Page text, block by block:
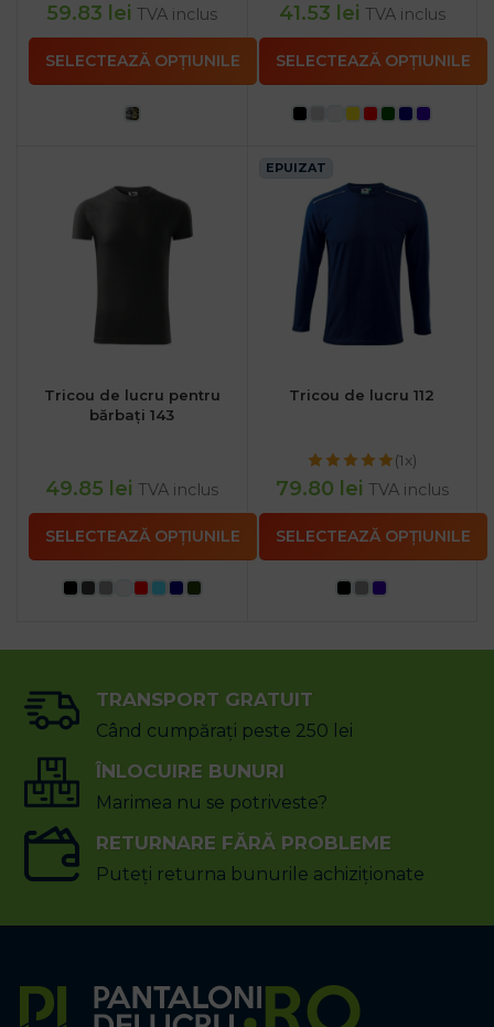
59.83 lei TVA inclus
SELECTEAZĂ OPȚIUNILE
41.53 lei TVA inclus
SELECTEAZĂ OPȚIUNILE
Tricou de lucru pentru
bărbați 143
49.85 lei TVA inclus
SELECTEAZĂ OPȚIUNILE
EPUIZAT
Tricou de lucru 112
(1x)
79.80 lei TVA inclus
SELECTEAZĂ OPȚIUNILE
TRANSPORT GRATUIT
Când cumpărați peste 250 lei
ÎNLOCUIRE BUNURI
Marimea nu se potriveste?
RETURNARE FĂRĂ PROBLEME
Puteți returna bunurile achiziționate